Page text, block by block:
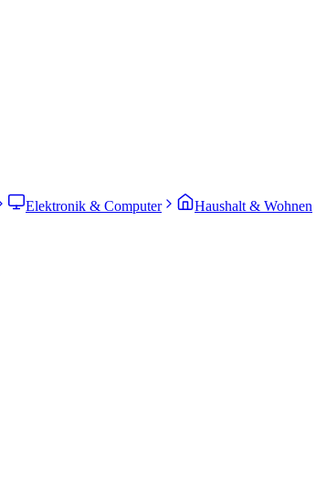
Elektronik & Computer Haushalt & Wohnen